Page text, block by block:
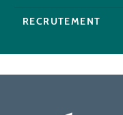
RECRUTEMENT